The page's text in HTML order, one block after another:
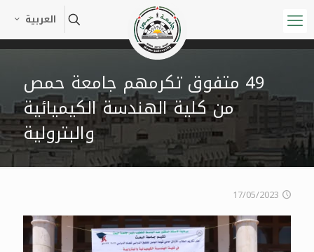
العربية
49 متفوق تكرمهم جامعة حمص
من كلية الهندسة الكيميائية
والبترولية
17/05/2023